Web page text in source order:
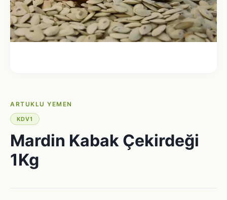
ARTUKLU YEMEN
KDV1
Mardin Kabak Çekirdeği
1Kg